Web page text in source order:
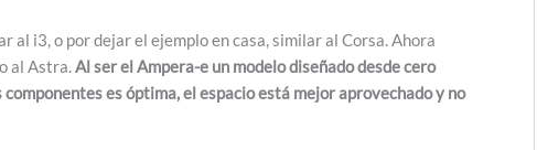
al i3, o por dejar el ejemplo en casa, similar al Corsa. Ahora
al Astra.Al ser el Ampera-e un modelo diseñado desde cero
es óptima, el espacio está mejor aprovechado y no